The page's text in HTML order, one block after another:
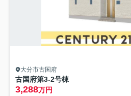
大分市古国府
古国府第3-2号棟
3,288万円